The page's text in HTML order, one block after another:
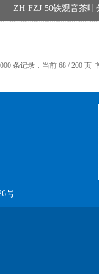
ZH-FZJ-50铁观音茶叶
条记录，当前 68 / 200 页
号